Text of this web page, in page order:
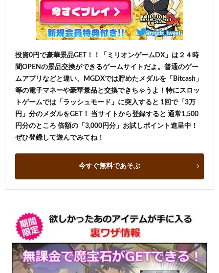
投資0円で豪華景品GET！！「ミリオンゲームDX」は２４時
間OPENの景品交換ができるゲームサイトだよ。普通のゲー
ムアプリなどと違い、MGDXでは貯めたメダルを「Bitcash」
等の電子マネーや豪華景品と交換できちゃうよ！特にスロッ
トゲームでは「ラッシュモード」に突入すると 1回で「3万
円」分のメダルをGET！ 当サイトから登録すると 通常1,500
円分のところ 倍額の「3,000円分」お試しポイント進呈中！
ぜひ登録して遊んでみてね！
今すぐ無料であそぶ